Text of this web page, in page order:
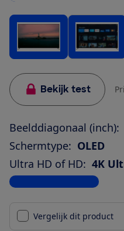
Bekijk test
Beelddiagonaal (inch):
Schermtype: OLED
Ultra HD of HD: 4K
Bekijk alle specificaties
Vergelijk dit product